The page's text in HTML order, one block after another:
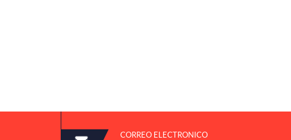
CORREO ELECTRONICO